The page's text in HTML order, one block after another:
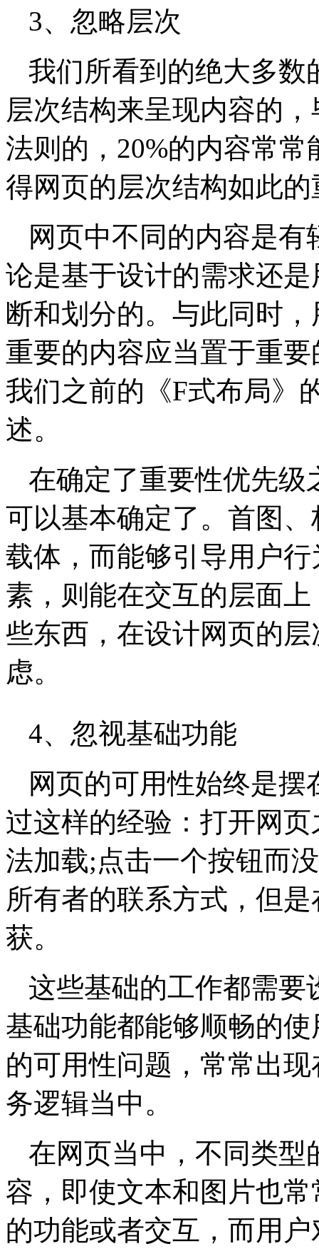
3、忽略层次
我们所看到的绝大多数
层次结构来呈现内容的
法则的，20%的内容常
得网页的层次结构如此的
网页中不同的内容是
论是基于设计的需求还
断和划分的。与此同时
重要的内容应当置于重
我们之前的《F式布局》
述。
在确定了重要性优先级
可以基本确定了。首图
载体，而能够引导用户
素，则能在交互的层面
些东西，在设计网页的
虑。
4、忽视基础功能
网页的可用性始终是
过这样的经验：打开网
法加载;点击一个按钮而
所有者的联系方式，但
获。
这些基础的工作都需要
基础功能都能够顺畅的
的可用性问题，常常出
务逻辑当中。
在网页当中，不同类型
容，即使文本和图片也
的功能或者交互，而用